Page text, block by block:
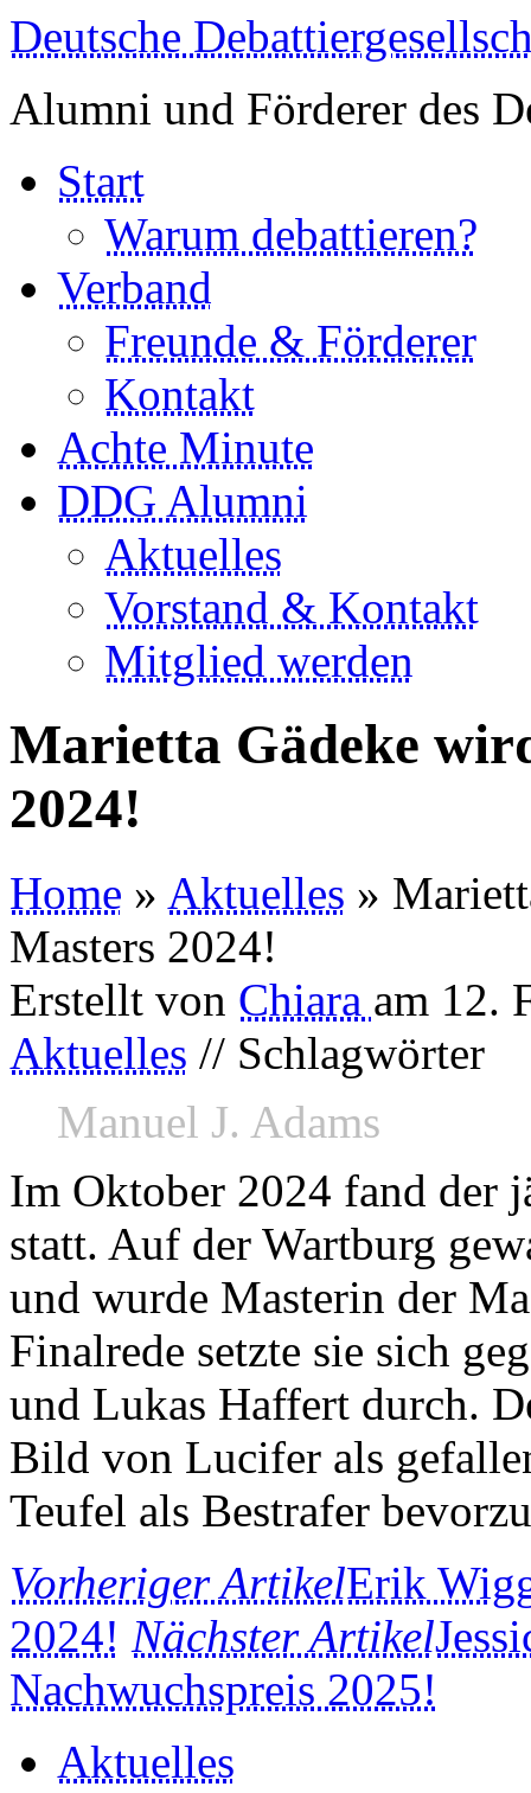
Deutsche
Alumni und Förderer des
Start
Warum debattieren?
Verband
Freunde & Förderer
Kontakt
Achte Minute
DDG Alumni
Aktuelles
Vorstand & Kontakt
Mitglied werden
Marietta Gädeke
2024!
Home » Aktuelles »
Masters 2024!
Erstellt von Chiara am 12.
Aktuelles // Schlagwörter
Manuel J. Adams
Im Oktober 2024 fand der
statt. Auf der Wartburg
und wurde Masterin der
Finalrede setzte sie sich
und Lukas Haffert durch.
Bild von Lucifer als
Teufel als Bestrafer
Vorheriger ArtikelErik
2024! Nächster Artikel
Nachwuchspreis 2025!
Aktuelles